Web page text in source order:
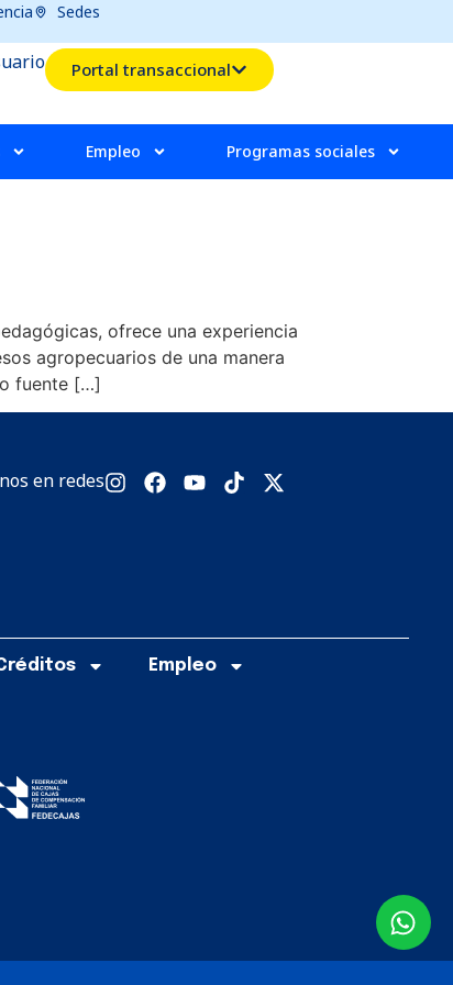
Sedes
Portal transaccional
Empleo Programas sociales
ofrece una experiencia
agropecuarios de una manera
fuente […]
en redes
Empleo